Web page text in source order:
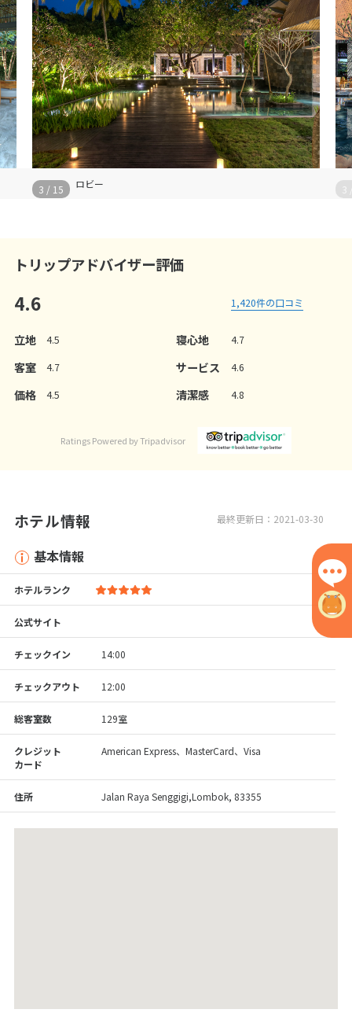
ロビー
3 / 15 3
トリップアドバイザー評価
4.6 1,420件の口コミ
立地 4.5 寝心地 4.7
客室 4.7 サービス 4.6
価格 4.5 清潔感 4.8
Ratings Powered by Tripadvisor
最終更新日：2021-03-30
ホテル情報
基本情報
ホテルランク
公式サイト
チェックイン 14:00
チェックアウト 12:00
総客室数 129室
クレジット
カード
American Express、MasterCard、Visa
住所 Jalan Raya Senggigi,Lombok, 83355